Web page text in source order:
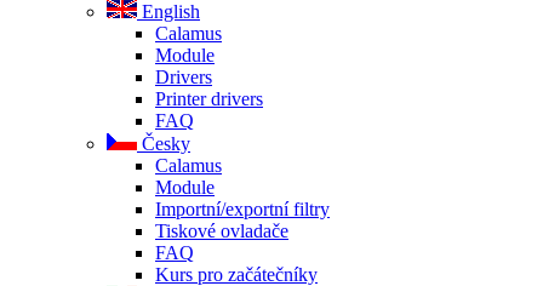
English
Calamus
Module
Drivers
Printer drivers
FAQ
Česky
Calamus
Module
Importní/exportní filtry
Tiskové ovladače
FAQ
Kurs pro začátečníky